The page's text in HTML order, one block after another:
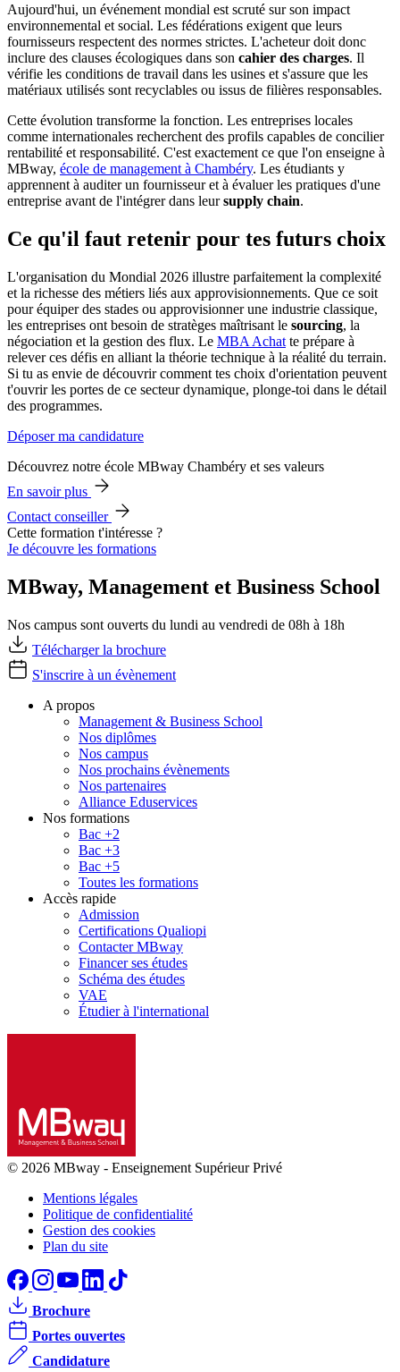
Aujourd'hui, un événement mondial est scruté sur son impact
environnemental et social. Les fédérations exigent que leurs
fournisseurs respectent des normes strictes. L'acheteur doit donc
inclure des clauses écologiques dans son cahier des charges. Il
vérifie les conditions de travail dans les usines et s'assure que les
matériaux utilisés sont recyclables ou issus de filières responsables.
Cette évolution transforme la fonction. Les entreprises locales
comme internationales recherchent des profils capables de concilier
rentabilité et responsabilité. C'est exactement ce que l'on enseigne à
MBway, école de management à Chambéry. Les étudiants y
apprennent à auditer un fournisseur et à évaluer les pratiques d'une
entreprise avant de l'intégrer dans leursupply chain.
Ce qu'il faut retenir pour tes futurs choix
L'organisation du Mondial 2026 illustre parfaitement la complexité
et la richesse des métiers liés aux approvisionnements. Que ce soit
pour équiper des stades ou approvisionner une industrie classique,
les entreprises ont besoin de stratèges maîtrisant le sourcing, la
négociation et la gestion des flux. Le MBA Achat te prépare à
relever ces défis en alliant la théorie technique à la réalité du terrain.
Si tu as envie de découvrir comment tes choix d'orientation peuvent
t'ouvrir les portes de ce secteur dynamique, plonge-toi dans le détail
des programmes.
Déposer ma candidature
Découvrez notre école MBway Chambéry et ses valeurs
En savoir plus
Contact conseiller
Cette formation t'intéresse ?
Je découvre les formations
MBway, Management et Business School
Nos campus sont ouverts du lundi au vendredi de 08h à 18h
Télécharger la brochure
S'inscrire à un évènement
A propos
Management & Business School
Nos diplômes
Nos campus
Nos prochains évènements
Nos partenaires
Alliance Eduservices
Nos formations
Bac +2
Bac +3
Bac +5
Toutes les formations
Accès rapide
Admission
Certifications Qualiopi
Contacter MBway
Financer ses études
Schéma des études
VAE
Étudier à l'international
© 2026 MBway - Enseignement Supérieur Privé
Mentions légales
Politique de confidentialité
Gestion des cookies
Plan du site
Brochure
Portes ouvertes
Candidature